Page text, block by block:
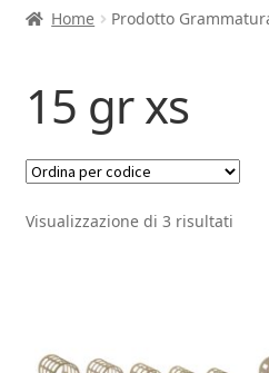
Home Prodotto
15 gr xs
Visualizzazione di 3 risultati